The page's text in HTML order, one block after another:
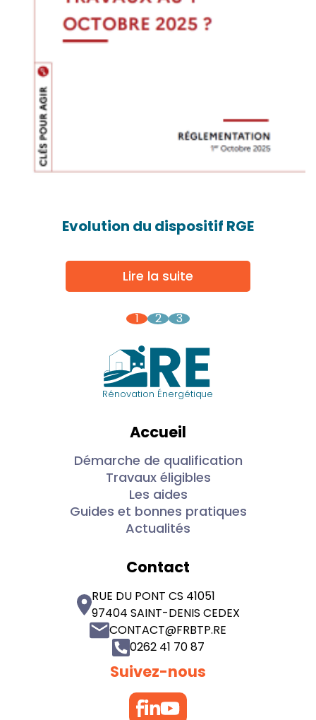
Evolution du dispositif RGE
Lire la suite
1 2 3
Rénovation Énergétique
Accueil
Démarche de qualification
Travaux éligibles
Les aides
Guides et bonnes pratiques
Actualités
Contact
RUE DU PONT CS 41051
97404 SAINT-DENIS CEDEX
CONTACT@FRBTP.RE
0262 41 70 87
Suivez-nous